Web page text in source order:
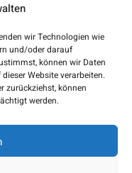
wir Technologien wie
und/oder darauf
können wir Daten
Website verarbeiten.
zurückziehst, können
werden.
unsere Auto Abo